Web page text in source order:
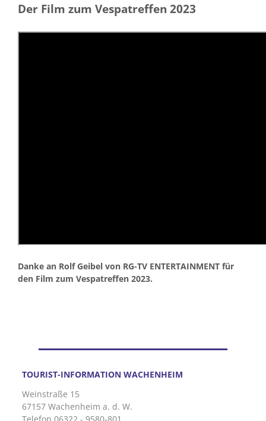
Der Film zum Vespatreffen 2023
Danke an Rolf Geibel von RG-TV ENTERTAINMENT für
den Film zum Vespatreffen 2023.
TOURIST-INFORMATION WACHENHEIM
Weinstraße 15
67157 Wachenheim a. d. W.